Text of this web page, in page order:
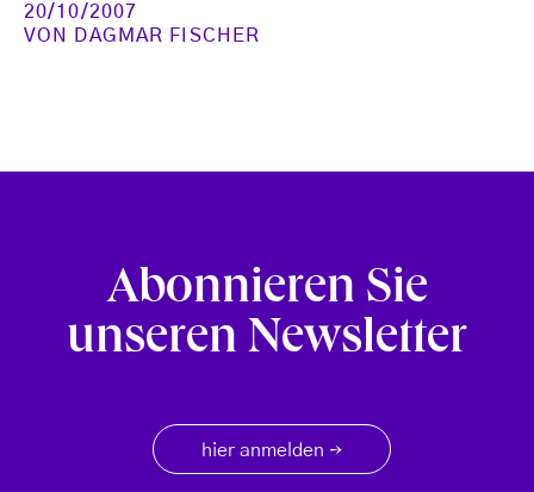
20/10/2007
VON
DAGMAR FISCHER
Abonnieren Sie
unseren Newsletter
hier anmelden →